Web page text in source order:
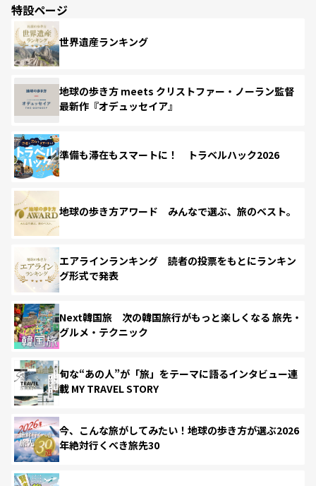
特設ページ
世界遺産ランキング
地球の歩き方 meets クリストファー・ノーラン監督
最新作『オデュッセイア』
準備も滞在もスマートに！ トラベルハック2026
地球の歩き方アワード みんなで選ぶ、旅のベスト。
エアラインランキング 読者の投票をもとにランキン
グ形式で発表
Next韓国旅 次の韓国旅行がもっと楽しくなる 旅先・
グルメ・テクニック
旬な“あの人”が「旅」をテーマに語るインタビュー連
載 MY TRAVEL STORY
今、こんな旅がしてみたい！地球の歩き方が選ぶ2026
年絶対行くべき旅先30